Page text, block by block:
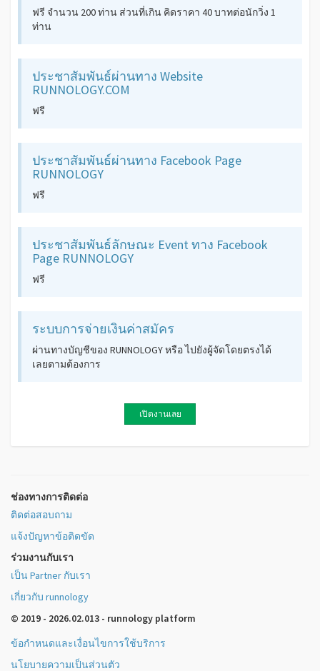
ฟรี จำนวน 200 ท่าน ส่วนที่เกิน คิดราคา 40 บาทต่อนักวิ่ง 1
ท่าน
ประชาสัมพันธ์ผ่านทาง Website
RUNNOLOGY.COM
ฟรี
ประชาสัมพันธ์ผ่านทาง Facebook Page
RUNNOLOGY
ฟรี
ประชาสัมพันธ์ลักษณะ Event ทาง Facebook
Page RUNNOLOGY
ฟรี
ระบบการจ่ายเงินค่าสมัคร
ผ่านทางบัญชีของ RUNNOLOGY หรือ ไปยังผู้จัดโดยตรงได้
เลยตามต้องการ
เปิดงานเลย
ช่องทางการติดต่อ
ติดต่อสอบถาม
แจ้งปัญหาข้อติดขัด
ร่วมงานกับเรา
เป็น Partner กับเรา
เกี่ยวกับ runnology
© 2019 - 2026.02.013 - runnology platform
ข้อกำหนดและเงื่อนไขการใช้บริการ
นโยบายความเป็นส่วนตัว